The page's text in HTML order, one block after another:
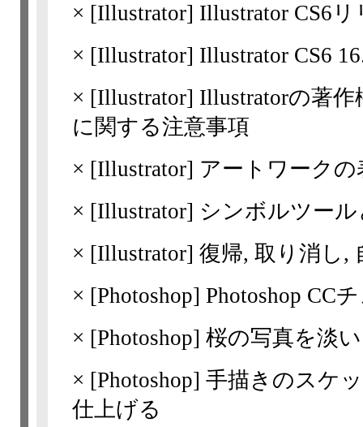
× [Illustrator] Illustrator CS6
× [Illustrator] Illustrator CS6
× [Illustrator] Illustratorの著
に関する注意事項
× [Illustrator] アートワークの
× [Illustrator] シンボルツー
× [Illustrator] 復帰, 取り消し,
× [Photoshop] Photoshop CC
× [Photoshop] 桜の写真を淡
× [Photoshop] 手描きのスケ
仕上げる